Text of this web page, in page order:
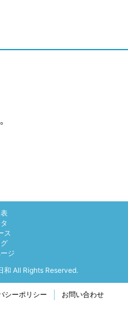
ス
ジ
All Rights Reserved.
シーポリシー お問い合わせ